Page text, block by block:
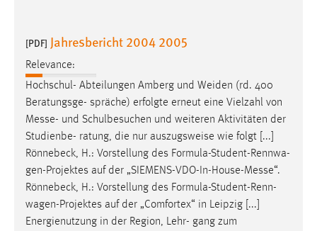
[PDF] Jahresbericht 2004 2005
Relevance:
Hochschul- Abteilungen Amberg und Weiden (rd. 400
Beratungsge- spräche) erfolgte erneut eine Vielzahl von
Messe- und Schulbesuchen und weiteren Aktivitäten der
Studienbe- ratung, die nur auszugsweise wie folgt [...]
Rönnebeck, H.: Vorstellung des Formula-Student-Rennwa-
gen-Projektes auf der „SIEMENS-VDO-In-House-Messe“.
Rönnebeck, H.: Vorstellung des Formula-Student-Renn-
wagen-Projektes auf der „Comfortex“ in Leipzig [...]
Energienutzung in der Region, Lehr- gang zum